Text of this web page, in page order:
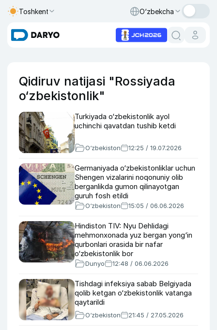
Toshkent O‘zbekcha
Qidiruv natijasi "Rossiyada
o‘zbekistonlik"
Turkiyada o‘zbekistonlik ayol
uchinchi qavatdan tushib ketdi
O‘zbekiston 12:25 / 19.07.2026
Germaniyada o‘zbekistonliklar uchun
Shengen vizalarini noqonuniy olib
berganlikda gumon qilinayotgan
guruh fosh etildi
O‘zbekiston 15:05 / 06.06.2026
Hindiston TIV: Nyu Dehlidagi
mehmonxonada yuz bergan yong‘in
qurbonlari orasida bir nafar
o‘zbekistonlik bor
Dunyo 12:48 / 06.06.2026
Tishdagi infeksiya sabab Belgiyada
qolib ketgan o‘zbekistonlik vatanga
qaytarildi
O‘zbekiston 21:45 / 27.05.2026